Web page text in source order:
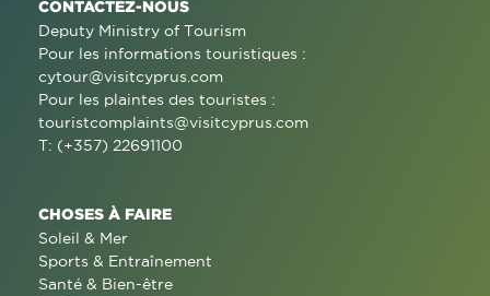
CONTACTEZ-NOUS
Deputy Ministry of Tourism
Pour les informations touristiques :
cytour@visitcyprus.com
Pour les plaintes des touristes :
touristcomplaints@visitcyprus.com
T: (+357) 22691100
CHOSES À FAIRE
Soleil & Mer
Sports & Entraînement
Santé & Bien-être